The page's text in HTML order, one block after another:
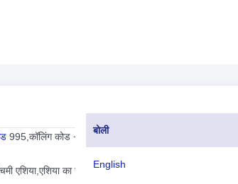
बोली
English
995,कॉलिंग कोड +995,समय क्षेत्र,शहर का कोड,डायलिंग
एशिया,एशिया का उपक्षेत्र भाग.